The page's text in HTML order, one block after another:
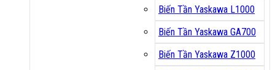
Biến Tần Yaskawa L1000
Biến Tần Yaskawa GA700
Biến Tần Yaskawa Z1000